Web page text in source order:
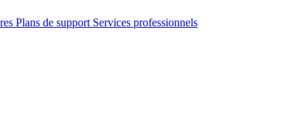
Plans de support Services professionnels